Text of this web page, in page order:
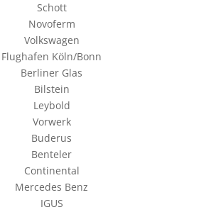
Schott
Novoferm
Volkswagen
Flughafen Köln/Bonn
Berliner Glas
Bilstein
Leybold
Vorwerk
Buderus
Benteler
Continental
Mercedes Benz
IGUS